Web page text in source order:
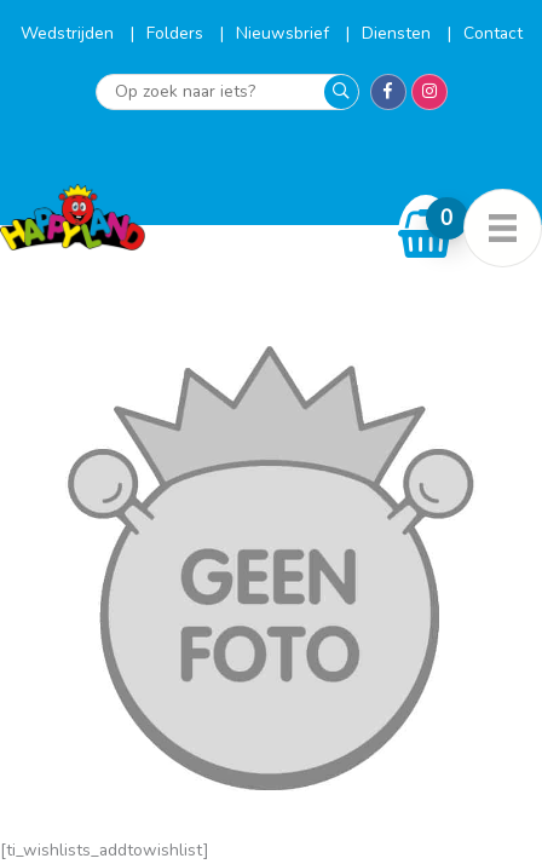
naarWedstrijden Folders Nieuwsbrief Diensten Contact
Op
[ti_wishlists_addtowishlist]